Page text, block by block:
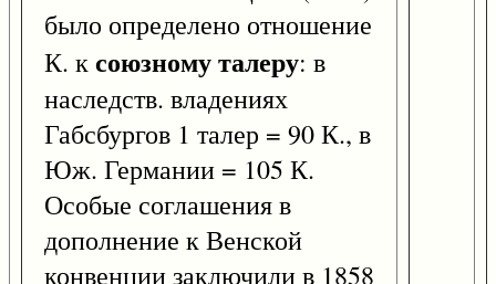
было определено отношение
К. ксоюзному талеру: в
наследств. владениях
Габсбургов 1 талер = 90 К., в
Юж. Германии = 105 К.
Особые соглашения в
дополнение к Венской
конвенции заключили в 1858